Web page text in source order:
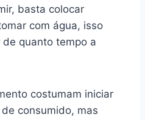
basta colocar
com água, isso
quanto tempo a
costumam iniciar
consumido, mas